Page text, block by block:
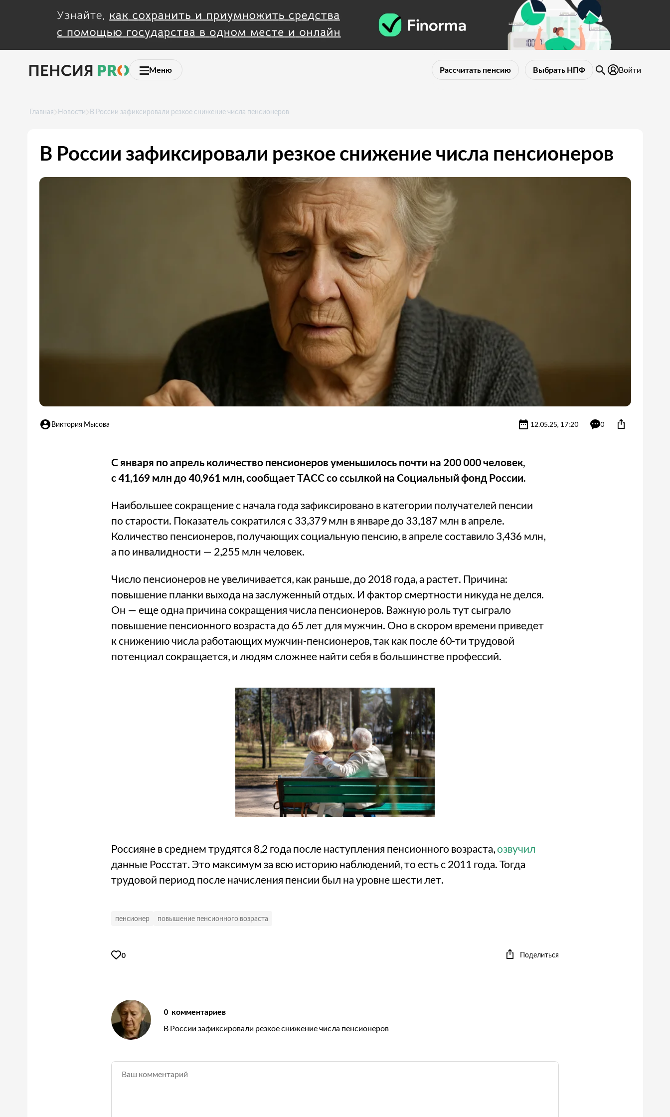
Меню Рассчитать пенсию Выбрать НПФ Войти
Главная Новости В России зафиксировали резкое снижение числа пенсионеров
В России зафиксировали резкое снижение числа пенсионеров
Виктория Мысова 12.05.25, 17:20 0
С января по апрель количество пенсионеров уменьшилось почти на 200 000 человек,
с 41,169 млн до 40,961 млн, сообщает ТАСС со ссылкой на Социальный фонд России.
Наибольшее сокращение с начала года зафиксировано в категории получателей пенсии
по старости. Показатель сократился с 33,379 млн в январе до 33,187 млн в апреле.
Количество пенсионеров, получающих социальную пенсию, в апреле составило 3,436 млн,
а по инвалидности — 2,255 млн человек.
Число пенсионеров не увеличивается, как раньше, до 2018 года, а растет. Причина:
повышение планки выхода на заслуженный отдых. И фактор смертности никуда не делся.
Он — еще одна причина сокращения числа пенсионеров. Важную роль тут сыграло
повышение пенсионного возраста до 65 лет для мужчин. Оно в скором времени приведет
к снижению числа работающих мужчин-пенсионеров, так как после 60-ти трудовой
потенциал сокращается, и людям сложнее найти себя в большинстве профессий.
Россияне в среднем трудятся 8,2 года после наступления пенсионного возраста, озвучил
данные Росстат. Это максимум за всю историю наблюдений, то есть с 2011 года. Тогда
трудовой период после начисления пенсии был на уровне шести лет.
пенсионер повышение пенсионного возраста
0 Поделиться
0 комментариев
В России зафиксировали резкое снижение числа пенсионеров